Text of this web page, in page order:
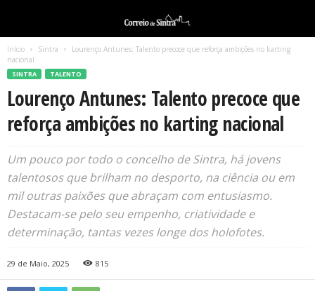
Início Sintra
Lourenço Antunes: Talento precoce que reforça ambições no karting
nacional
SINTRA TALENTO
Lourenço Antunes: Talento precoce que
reforça ambições no karting nacional
Um pouco por todo o concelho de Sintra, há jovens
talentosos que brilham no desporto, na ciência ou em
mil outras paixões que abraçam com entusiasmo.
Destacam-se pelo seu empenho, criatividade e
determinação, tantas vezes longe dos holofotes.
29 de Maio, 2025 815